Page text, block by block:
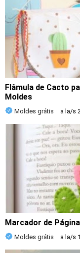
Flâmula de Cacto
Moldes
Moldes grátis a la/s
Marcador de
Moldes grátis a la/s